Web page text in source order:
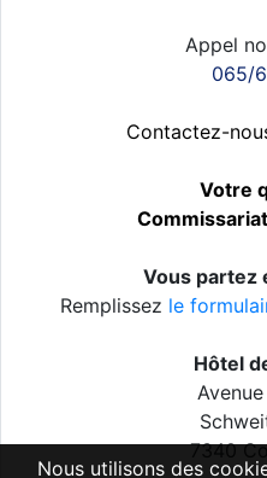
Appel
065/
Contactez-
Votre
Vous partez
Remplissez le
Hôtel
7340
Nous utilisons des